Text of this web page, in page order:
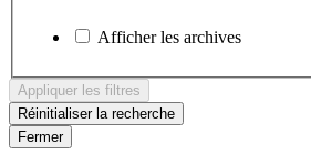
Afficher les archives
Appliquer les filtres
Réinitialiser la recherche
Fermer